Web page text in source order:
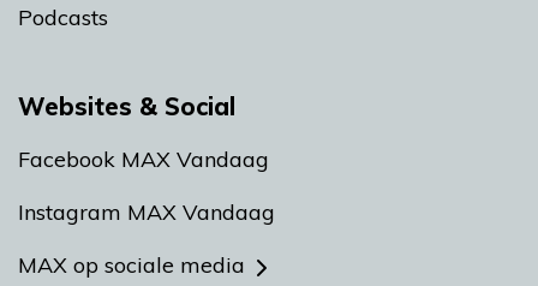
Podcasts
Websites & Social
Facebook MAX Vandaag
Instagram MAX Vandaag
MAX op sociale media